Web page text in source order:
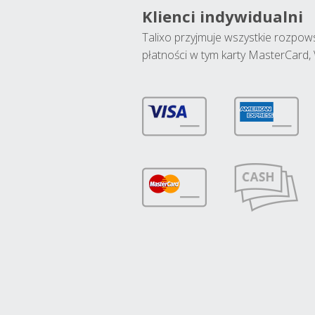
Klienci indywidualni
Talixo przyjmuje wszystkie
płatności w tym karty